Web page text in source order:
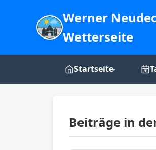
Werner
Wetterseite
Startseite
Webcam
Beiträge in